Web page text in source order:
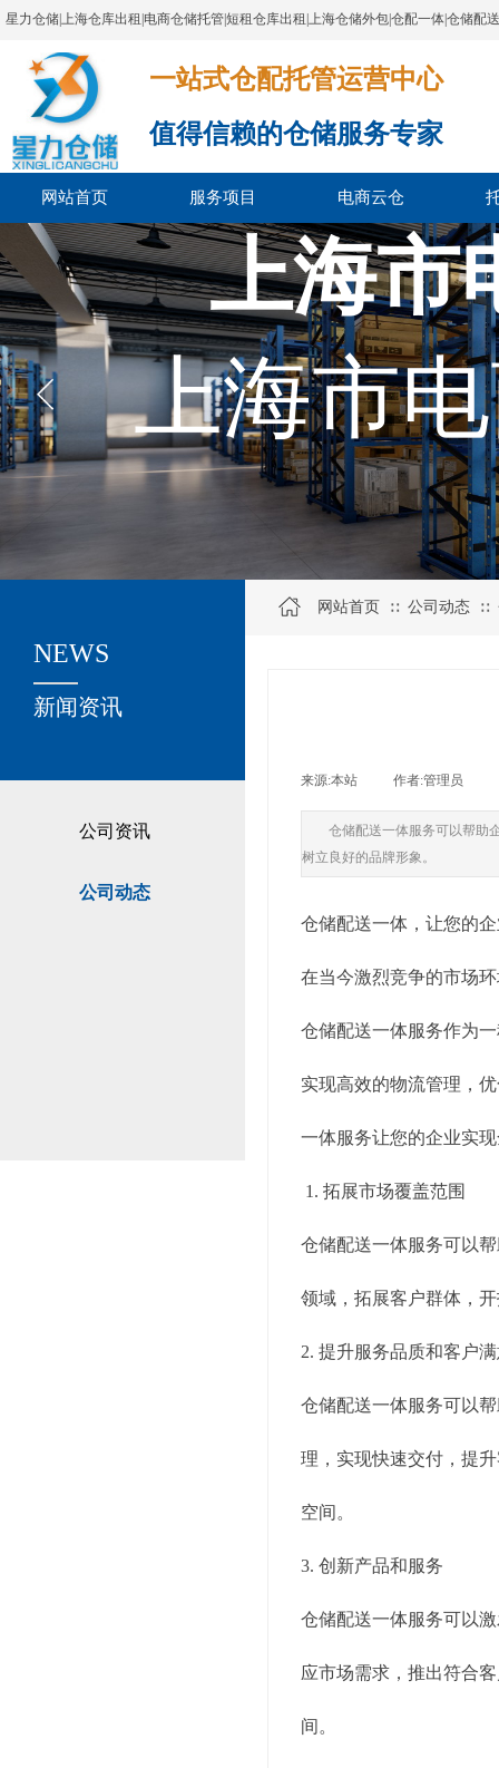
星力仓储|上海仓库出租|电商仓储托管|短租仓库出租|上海仓储外包|仓配一体|仓储配
一站式仓配托管运营中心​​​​​​​​​​​​​​​​​
值得信赖的仓储服务专家
网站首页 服务项目 电商云仓
上海市
上海市
公司资讯
公司动态
关于我们
新闻资讯
NEWS
网站首页 ∷ 公司动态 ∷
来源:本站 作者:管理员
仓储配送一体服务可以帮助
树立良好的品牌形象。
仓储配送一体，让您的
在当今激烈竞争的市场
仓储配送一体服务作为
实现高效的物流管理，
一体服务让您的企业实
1. 拓展市场覆盖范围
仓储配送一体服务可以
领域，拓展客户群体，
2. 提升服务品质和客户
仓储配送一体服务可以
理，实现快速交付，提
空间。
3. 创新产品和服务
仓储配送一体服务可以
应市场需求，推出符合
间。